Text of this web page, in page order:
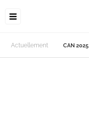
Actuellement CAN 2025